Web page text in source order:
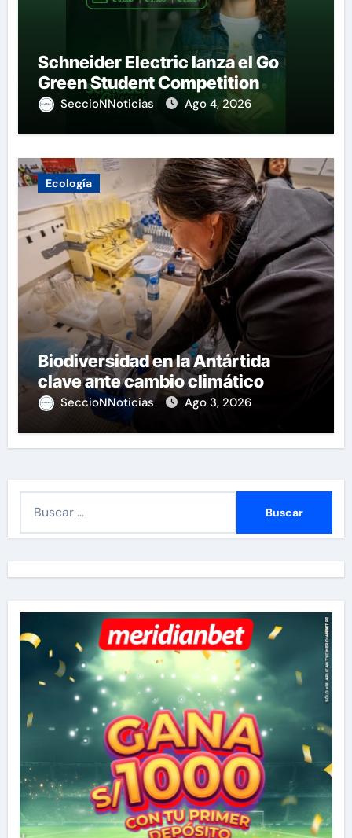
Schneider Electric lanza el Go
Green Student Competition
SeccioNNoticias Ago 4, 2026
Ecología
Biodiversidad en la Antártida
clave ante cambio climático
SeccioNNoticias Ago 3, 2026
r
: